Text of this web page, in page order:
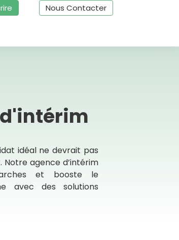
Nous Contacter
idéal ne devrait pas
agence d’intérim
et booste le
avec des solutions